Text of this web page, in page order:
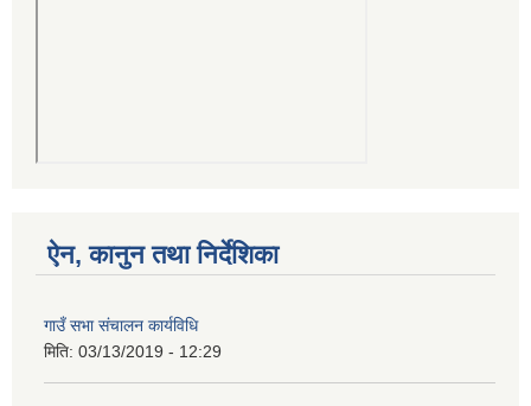
ऐन, कानुन तथा निर्देशिका
गाउँ सभा संचालन कार्यविधि
मिति: 03/13/2019 - 12:29